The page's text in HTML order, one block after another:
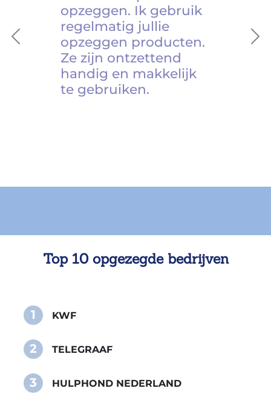
Previous
opzeggen. Ik gebruik
regelmatig jullie
opzeggen producten.
Ze zijn ontzettend
handig en makkelijk
te gebruiken.
Top 10 opgezegde bedrijven
1 KWF
2 TELEGRAAF
3 HULPHOND NEDERLAND